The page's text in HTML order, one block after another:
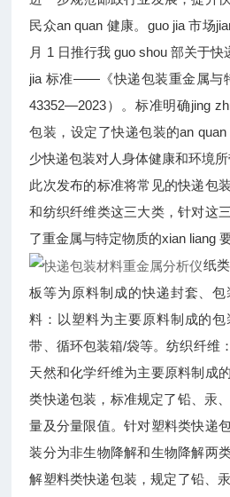
民众an quan 健康。guo jia 市场
月 1 日推行我 guo shou 部关于快
jia 标准——《快递包装重金属与
43352—2023）。标准明确jing
包装，设定了快递包装的an
少快递包装对人身体健康和环境所
此次发布的标准将常见的快递包
和纺织纤维类这三大类，针对这
了重金属与特定物质的xian liang 要
纸
板等为原料制成的快递封套、
料：以塑料为主要原料制成的
带、循环包装箱/袋等。纺织纤维
天然和化学纤维为主要原料制成
类快递包装，标准规定了铅、汞
量及分量限值。针对塑料类快递
装分为非生物降解和生物降解两
解塑料类快递包装，规定了铅、